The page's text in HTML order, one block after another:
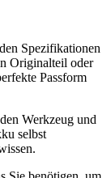
Spezifikationen
Originalteil oder
Passform
Werkzeug und
selbst